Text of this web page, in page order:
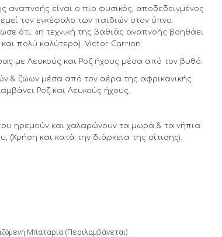
αναπνοής είναι ο πιο φυσικός, αποδεδειγμένος
τoν εγκέφαλο των παιδιών στον ύπνο.
ότι: «η τεχνική της βαθιάς αναπνοής βοηθάει
πολύ καλύτερα). Victor Carrion
με Λευκούς και Ροζ ήχους μέσα από τον βυθό.
& ζώων μέσα από τον αέρα της αφρικανικής
Ροζ και Λευκούς ήχους.
ηρεμούν και χαλαρώνουν τα μωρά & τα νήπια
(Χρήση και κατά την διάρκεια της σίτισης).
Μπαταρία (Περιλαμβάνεται)